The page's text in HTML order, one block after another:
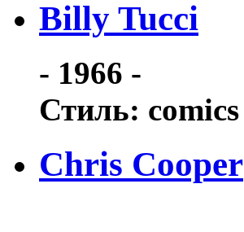
Billy Tucci
- 1966 -
Стиль: comics
Chris Cooper